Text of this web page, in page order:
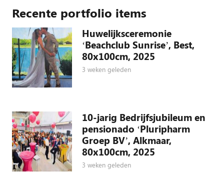
Recente portfolio items
Huwelijksceremonie
‘Beachclub Sunrise’, Best,
80x100cm, 2025
3 weken geleden
10-jarig Bedrijfsjubileum en
pensionado ‘Pluripharm
Groep BV’, Alkmaar,
80x100cm, 2025
3 weken geleden